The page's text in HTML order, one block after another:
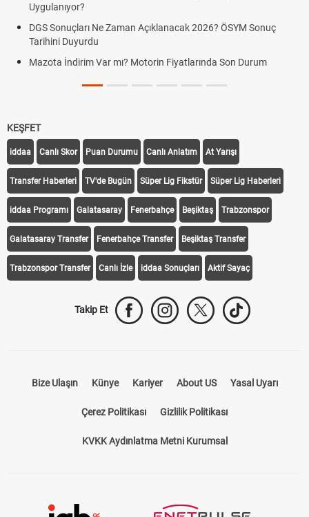
Sonuçları Ne Zaman Açıklanacak 2026? ÖSYM Sonuç
Duyurdu
İndirim Var mı? Motorin Fiyatlarında Son Durum
KEŞFET
iddaa Canlı Skor Puan Durumu Canlı Anlatım At Yarışı
Transfer Haberleri TV'de Bugün Süper Lig Fikstür Süper Lig Haberleri
iddaa Programı Galatasaray Fenerbahçe Beşiktaş Trabzonspor
Galatasaray Transfer Fenerbahçe Transfer Beşiktaş Transfer
Canlı İzle iddaa Sonuçları Aktif Sayaç
Künye Kariyer About US
Çerez Politikası Gizlilik Politikası